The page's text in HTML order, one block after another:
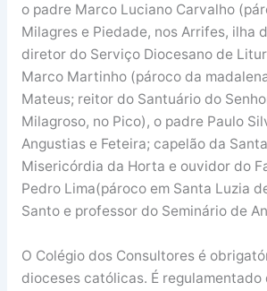
o padre Marco Luciano Carvalho
Milagres e Piedade, nos Arrifes, ilha
diretor do Serviço Diocesano de
Marco Martinho (pároco da
Mateus; reitor do Santuário do
Milagroso, no Pico), o padre Paulo
Angustias e Feteira; capelão da
Misericórdia da Horta e ouvidor do
Pedro Lima(pároco em Santa Luzia
Santo e professor do Seminário de
O Colégio dos Consultores é
dioceses católicas. É regulamentado